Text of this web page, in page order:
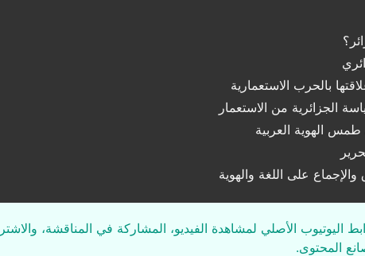
بالحرب الاستعمارية
الجزائرية من الاستعمار
الهوية العربية
والإجماع على اللغة والهوية
اليوتيوب الأصلي لمشاهدة الفيديو، المشاركة في المناقشة،
المحتوى.